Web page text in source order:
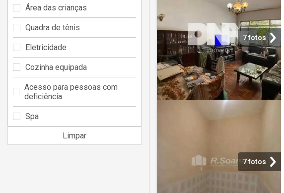
7 fotos
7 fotos
Área das crianças
Quadra de tênis
Eletricidade
Cozinha equipada
Acesso para pessoas com
deficiência
Spa
Limpar